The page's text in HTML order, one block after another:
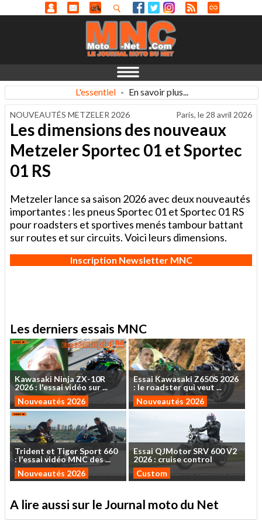
L'essentiel - En savoir plus...
NOUVEAUTÉS METZELER 2026 Paris, le 28 avril 2026
Les dimensions des nouveaux
Metzeler Sportec 01 et Sportec
01 RS
Metzeler lance sa saison 2026 avec deux nouveautés
importantes : les pneus Sportec 01 et Sportec 01 RS
pour roadsters et sportives menés tambour battant
sur routes et sur circuits. Voici leurs dimensions.
Inscription Newsletter MNC
Les derniers essais MNC
Kawasaki NinjaZX-10R
2026: l'essaividéo sur...
Nouveautés 2026
Essai KawasakiZ650S 2026
: le roadsterquiveut ...
Nouveautés 2026
Trident et TigerSport 660
: l'essaividéoMNCdes...
Nouveautés 2026
EssaiQJMotorSRV 600V2
2026 : cruise control
Custom
A lire aussi sur le Journal moto du Net